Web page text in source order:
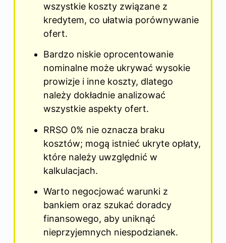
wszystkie koszty związane z
kredytem, co ułatwia porównywanie
ofert.
Bardzo niskie oprocentowanie
nominalne może ukrywać wysokie
prowizje i inne koszty, dlatego
należy dokładnie analizować
wszystkie aspekty ofert.
RRSO 0% nie oznacza braku
kosztów; mogą istnieć ukryte opłaty,
które należy uwzględnić w
kalkulacjach.
Warto negocjować warunki z
bankiem oraz szukać doradcy
finansowego, aby uniknąć
nieprzyjemnych niespodzianek.